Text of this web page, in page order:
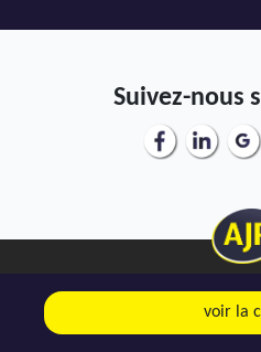
voir la
Suivez-nous
Mentions